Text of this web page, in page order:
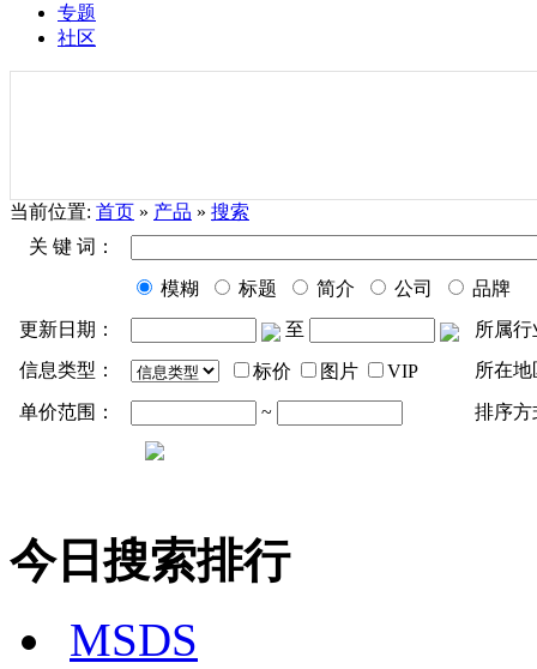
专题
社区
当前位置: 首页 » 产品 » 搜索
关 键 词：
模糊 标题 简介 公司
品牌
更新日期：
至
所属行
信息类型：
标价 图片 VIP 所在地
单价范围： ~ 排序方
今日搜索排行
MSDS